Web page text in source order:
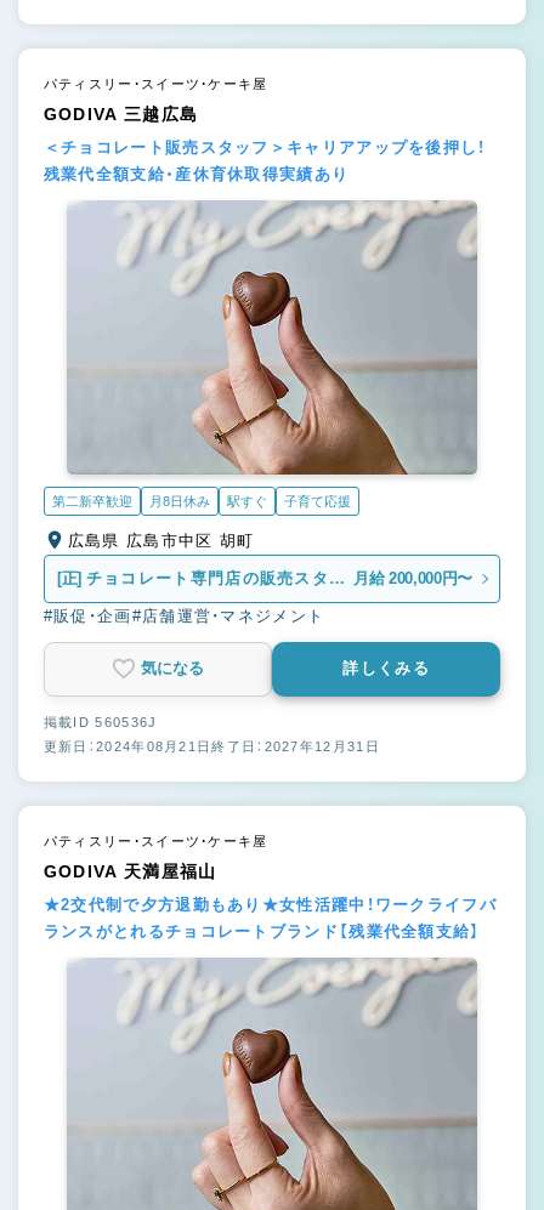
パティスリー・スイーツ・ケーキ屋
GODIVA 三越広島
＜チョコレート販売スタッフ＞キャリアアップを後押し！
残業代全額支給・産休育休取得実績あり
第二新卒歓迎 月8日休み 駅すぐ 子育て応援
広島県 広島市中区 胡町
[正] チョコレート専門店の販売スタッ
フ
月給 200,000円〜
#販促・企画#店舗運営・マネジメント
気になる 詳しくみる
掲載ID 560536J
更新日：2024年08月21日終了日：2027年12月31日
パティスリー・スイーツ・ケーキ屋
GODIVA 天満屋福山
★2交代制で夕方退勤もあり★女性活躍中！ワークライフバ
ランスがとれるチョコレートブランド【残業代全額支給】